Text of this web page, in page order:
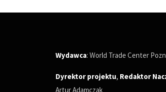
Wydawca: World Trade Center
Dyrektor projektu, Redaktor
Artur Adamczak